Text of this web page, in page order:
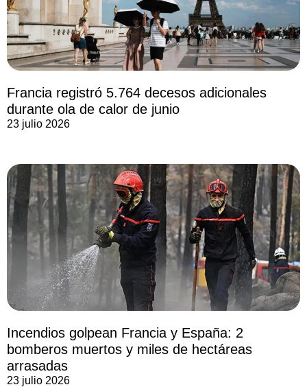
Francia registró 5.764 decesos adicionales
durante ola de calor de junio
23 julio 2026
Incendios golpean Francia y España: 2
bomberos muertos y miles de hectáreas
arrasadas
23 julio 2026